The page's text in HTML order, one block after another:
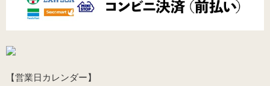
【営業日カレンダー】